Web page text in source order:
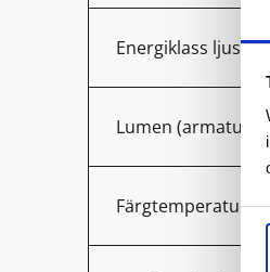
Energiklass
Lumen (armatur)
Färgtemperatur